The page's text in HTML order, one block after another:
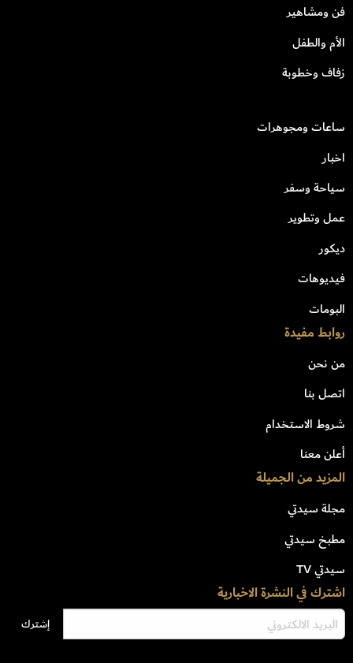
فن ومشاهير
الأم والطفل
زفاف وخطوبة
ساعات ومجوهرات
اخبار
سياحة وسفر
عمل وتطوير
ديكور
فيديوهات
البومات
روابط مفيدة
من نحن
اتصل بنا
شروط الاستخدام
أعلن معنا
المزيد من الجميلة
مجلة سيدتي
مطبخ سيدتي
سيدتي TV
اشترك في النشرة الاخبارية